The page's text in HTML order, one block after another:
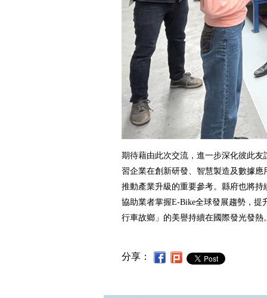
期待藉由此次交流，進一步深化彼此
習企業在創新研發、智慧製造及數據
推動產業升級的重要參考。縣府也將
協助業者掌握E-Bike全球發展趨勢，提
行車故鄉」的美譽持續在國際發光發熱
分享：